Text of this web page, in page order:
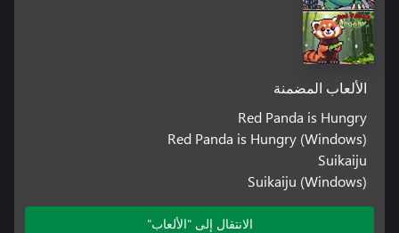
الألعاب المضمنة
Red Panda is Hungry
Red Panda is Hungry (Windows)
Suikaiju
Suikaiju (Windows)
الانتقال إلى "الألعاب"